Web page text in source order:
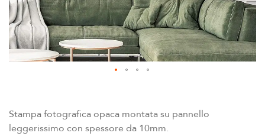
Stampa fotografica opaca montata su pannello
leggerissimo con spessore da 10mm.
della
galleria